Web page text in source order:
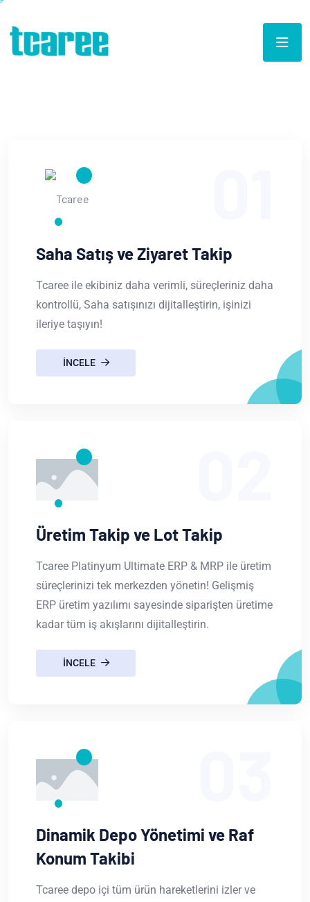
Saha Satış ve Ziyaret Takip
Tcaree ile ekibiniz daha verimli, süreçleriniz daha
kontrollü, Saha satışınızı dijitalleştirin, işinizi
ileriye taşıyın!
INCELE
Üretim Takip ve Lot Takip
Tcaree Platinyum Ultimate ERP & MRP ile üretim
süreçlerinizi tek merkezden yönetin! Gelişmiş
ERP üretim yazılımı sayesinde siparişten üretime
kadar tüm iş akışlarını dijitalleştirin.
INCELE
Dinamik Depo Yönetimi ve Raf
Konum Takibi
Tcaree depo içi tüm ürün hareketlerini izler ve